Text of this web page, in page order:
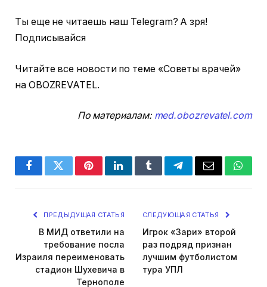
Ты еще не читаешь наш Telegram? А зря!
Подписывайся
Читайте все новости по теме «Советы врачей»
на OBOZREVATEL.
По материалам: med.obozrevatel.com
FacebookTwitterPinterestLinkedInTumblrTelegramEmail
ПРЕДЫДУЩАЯ СТАТЬЯ
В МИД ответили на
требование посла
Израиля переименовать
стадион Шухевича в
Тернополе
СЛЕДУЮЩАЯ СТАТЬЯ
Игрок «Зари» второй
раз подряд признан
лучшим футболистом
тура УПЛ